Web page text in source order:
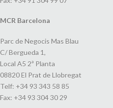
MCR Barcelona
Parc de Negocis Mas Blau
C/ Bergueda 1,
Local A5 2ª Planta
08820 El Prat de Llobregat
Telf: +34 93 343 58 85
Fax: +34 93 304 30 29